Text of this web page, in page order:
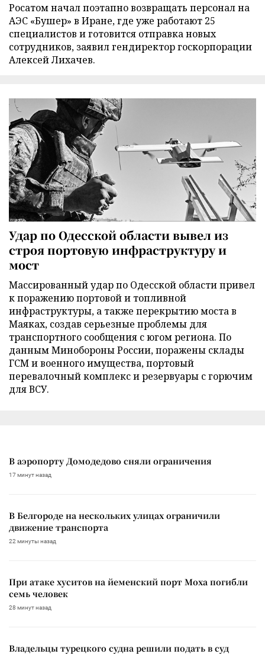
Росатом начал поэтапно возвращать персонал на
АЭС «Бушер» в Иране, где уже работают 25
специалистов и готовится отправка новых
сотрудников, заявил гендиректор госкорпорации
Алексей Лихачев.
Удар по Одесской области вывел из
строя портовую инфраструктуру и
мост
Массированный удар по Одесской области привел
к поражению портовой и топливной
инфраструктуры, а также перекрытию моста в
Маяках, создав серьезные проблемы для
транспортного сообщения с югом региона. По
данным Минобороны России, поражены склады
ГСМ и военного имущества, портовый
перевалочный комплекс и резервуары с горючим
для ВСУ.
В аэропорту Домодедово сняли ограничения
17 минут назад
В Белгороде на нескольких улицах ограничили
движение транспорта
22 минуты назад
При атаке хуситов на йеменский порт Моха погибли
семь человек
28 минут назад
Владельцы турецкого судна решили подать в суд